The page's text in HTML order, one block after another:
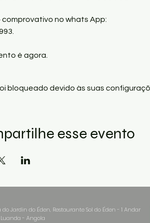
comprovativo no whats App:
é agora.
bloqueado devido às suas
esse evento
do Jardin do Éden, Restaurante Sol do Éden - 1 Andar
- Angola